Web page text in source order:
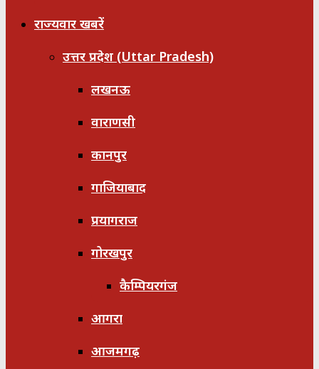
राज्यवार खबरें
उत्तर प्रदेश (Uttar Pradesh)
लखनऊ
वाराणसी
कानपुर
गाजियाबाद
प्रयागराज
गोरखपुर
कैम्पियरगंज
आगरा
आजमगढ़